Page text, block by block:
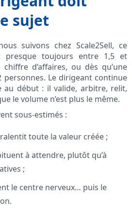
sujet
suivons chez Scale2Sell, ce
presque toujours entre 1,5 et
d’affaires, ou dès qu’une
personnes. Le dirigeant continue
au début : il valide, arbitre, relit,
le volume n’est plus le même.
sous-estimés :
toute la valeur créée ;
à attendre, plutôt qu’à
;
le centre nerveux… puis le